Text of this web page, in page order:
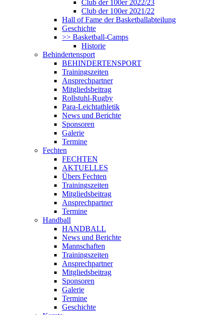
Club der 100er 2022/23
Club der 100er 2021/22
Hall of Fame der Basketballabteilung
Geschichte
>> Basketball-Camps
Historie
Behindertensport
BEHINDERTENSPORT
Trainingszeiten
Ansprechpartner
Mitgliedsbeitrag
Rollstuhl-Rugby
Para-Leichtathletik
News und Berichte
Sponsoren
Galerie
Termine
Fechten
FECHTEN
AKTUELLES
Übers Fechten
Trainingszeiten
Mitgliedsbeitrag
Ansprechpartner
Termine
Handball
HANDBALL
News und Berichte
Mannschaften
Trainingszeiten
Ansprechpartner
Mitgliedsbeitrag
Sponsoren
Galerie
Termine
Geschichte